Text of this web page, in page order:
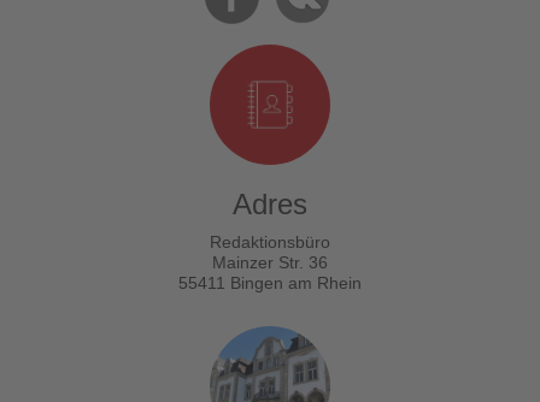
Adres
Redaktionsbüro
Mainzer Str. 36
55411 Bingen am Rhein